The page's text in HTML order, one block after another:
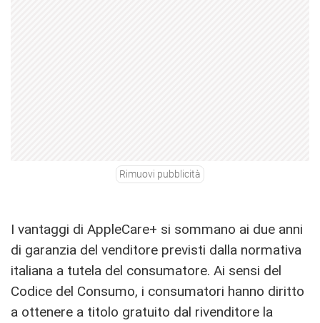
Rimuovi pubblicità
I vantaggi di AppleCare+ si sommano ai due anni
di garanzia del venditore previsti dalla normativa
italiana a tutela del consumatore. Ai sensi del
Codice del Consumo, i consumatori hanno diritto
a ottenere a titolo gratuito dal rivenditore la